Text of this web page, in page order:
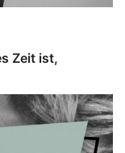
Zeit ist,